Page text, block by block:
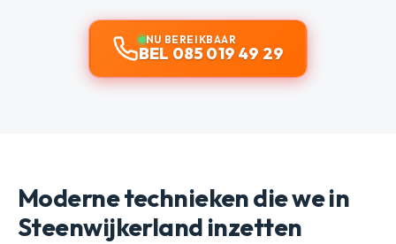
NU BEREIKBAAR
BEL 085 019 49 29
Moderne technieken die we in
Steenwijkerland inzetten